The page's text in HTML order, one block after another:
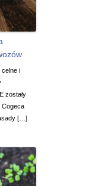
i
zostały
Cogeca
[…]